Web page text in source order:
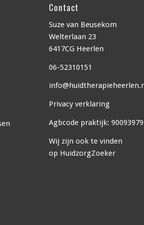
Contact
Suze van Beusekom
Welterlaan 23
6417CG Heerlen
06-52310151
Privacy verklaring
Agbcode praktijk: 90093979
Wij zijn ook te vinden
op HuidzorgZoeker